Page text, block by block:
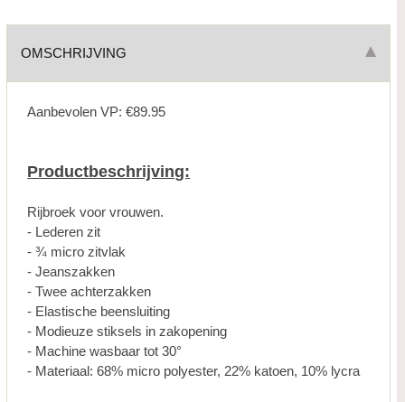
OMSCHRIJVING
Aanbevolen VP: €89.95
Productbeschrijving:
Rijbroek voor vrouwen.
- Lederen zit
- ¾ micro zitvlak
- Jeanszakken
- Twee achterzakken
- Elastische beensluiting
- Modieuze stiksels in zakopening
- Machine wasbaar tot 30°
- Materiaal: 68% micro polyester, 22% katoen, 10% lycra